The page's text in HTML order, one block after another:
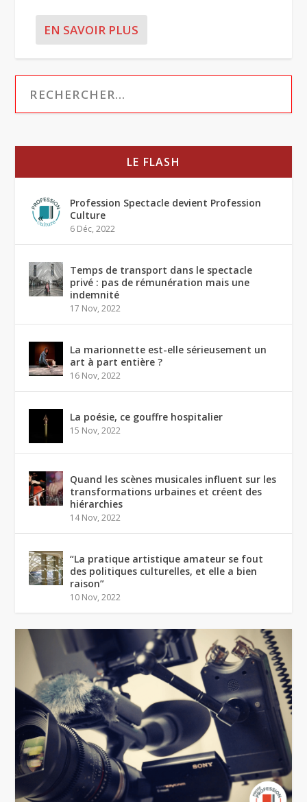
EN SAVOIR PLUS
LE FLASH
Profession Spectacle devient Profession
Culture
6 Déc, 2022
Temps de transport dans le spectacle
privé : pas de rémunération mais une
indemnité
17 Nov, 2022
La marionnette est-elle sérieusement un
art à part entière ?
16 Nov, 2022
La poésie, ce gouffre hospitalier
15 Nov, 2022
Quand les scènes musicales influent sur les
transformations urbaines et créent des
hiérarchies
14 Nov, 2022
“La pratique artistique amateur se fout
des politiques culturelles, et elle a bien
raison”
10 Nov, 2022